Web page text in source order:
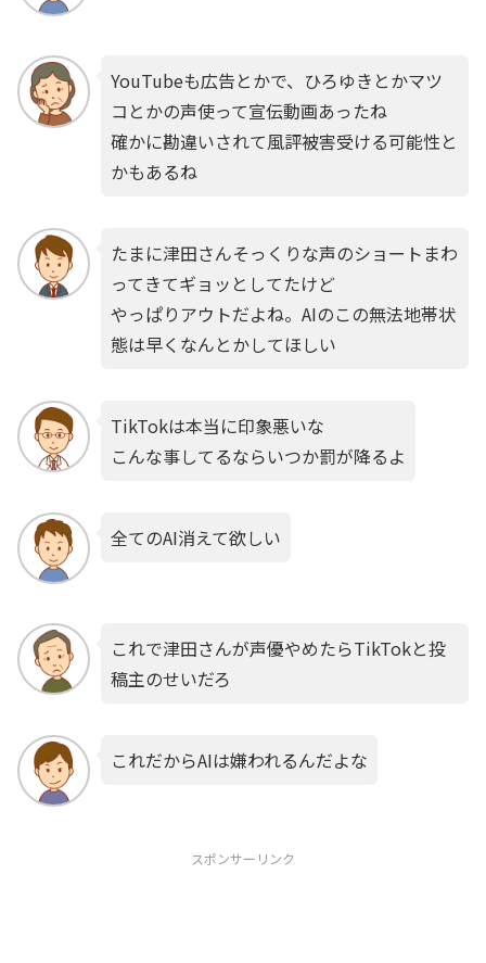
YouTubeも広告とかで、ひろゆきとかマツ
コとかの声使って宣伝動画あったね
確かに勘違いされて風評被害受ける可能性と
かもあるね
たまに津田さんそっくりな声のショートまわ
ってきてギョッとしてたけど
やっぱりアウトだよね。AIのこの無法地帯状
態は早くなんとかしてほしい
TikTokは本当に印象悪いな
こんな事してるならいつか罰が降るよ
全てのAI消えて欲しい
これで津田さんが声優やめたらTikTokと投
稿主のせいだろ
これだからAIは嫌われるんだよな
スポンサーリンク